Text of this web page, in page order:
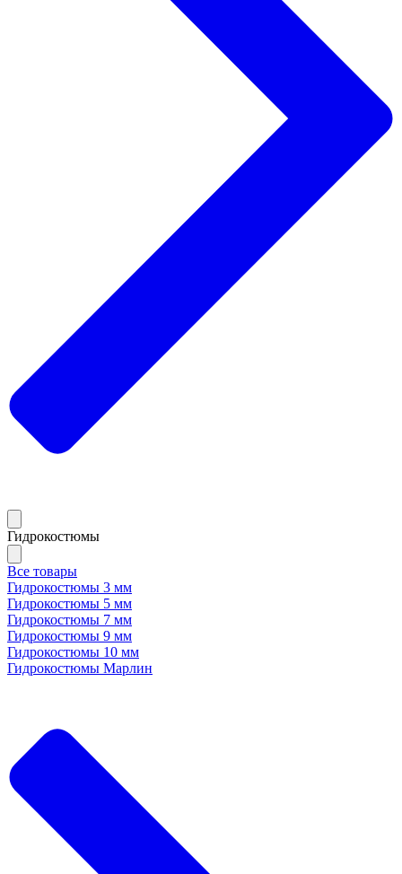
Гидрокостюмы
Все товары
Гидрокостюмы 3 мм
Гидрокостюмы 5 мм
Гидрокостюмы 7 мм
Гидрокостюмы 9 мм
Гидрокостюмы 10 мм
Гидрокостюмы Марлин